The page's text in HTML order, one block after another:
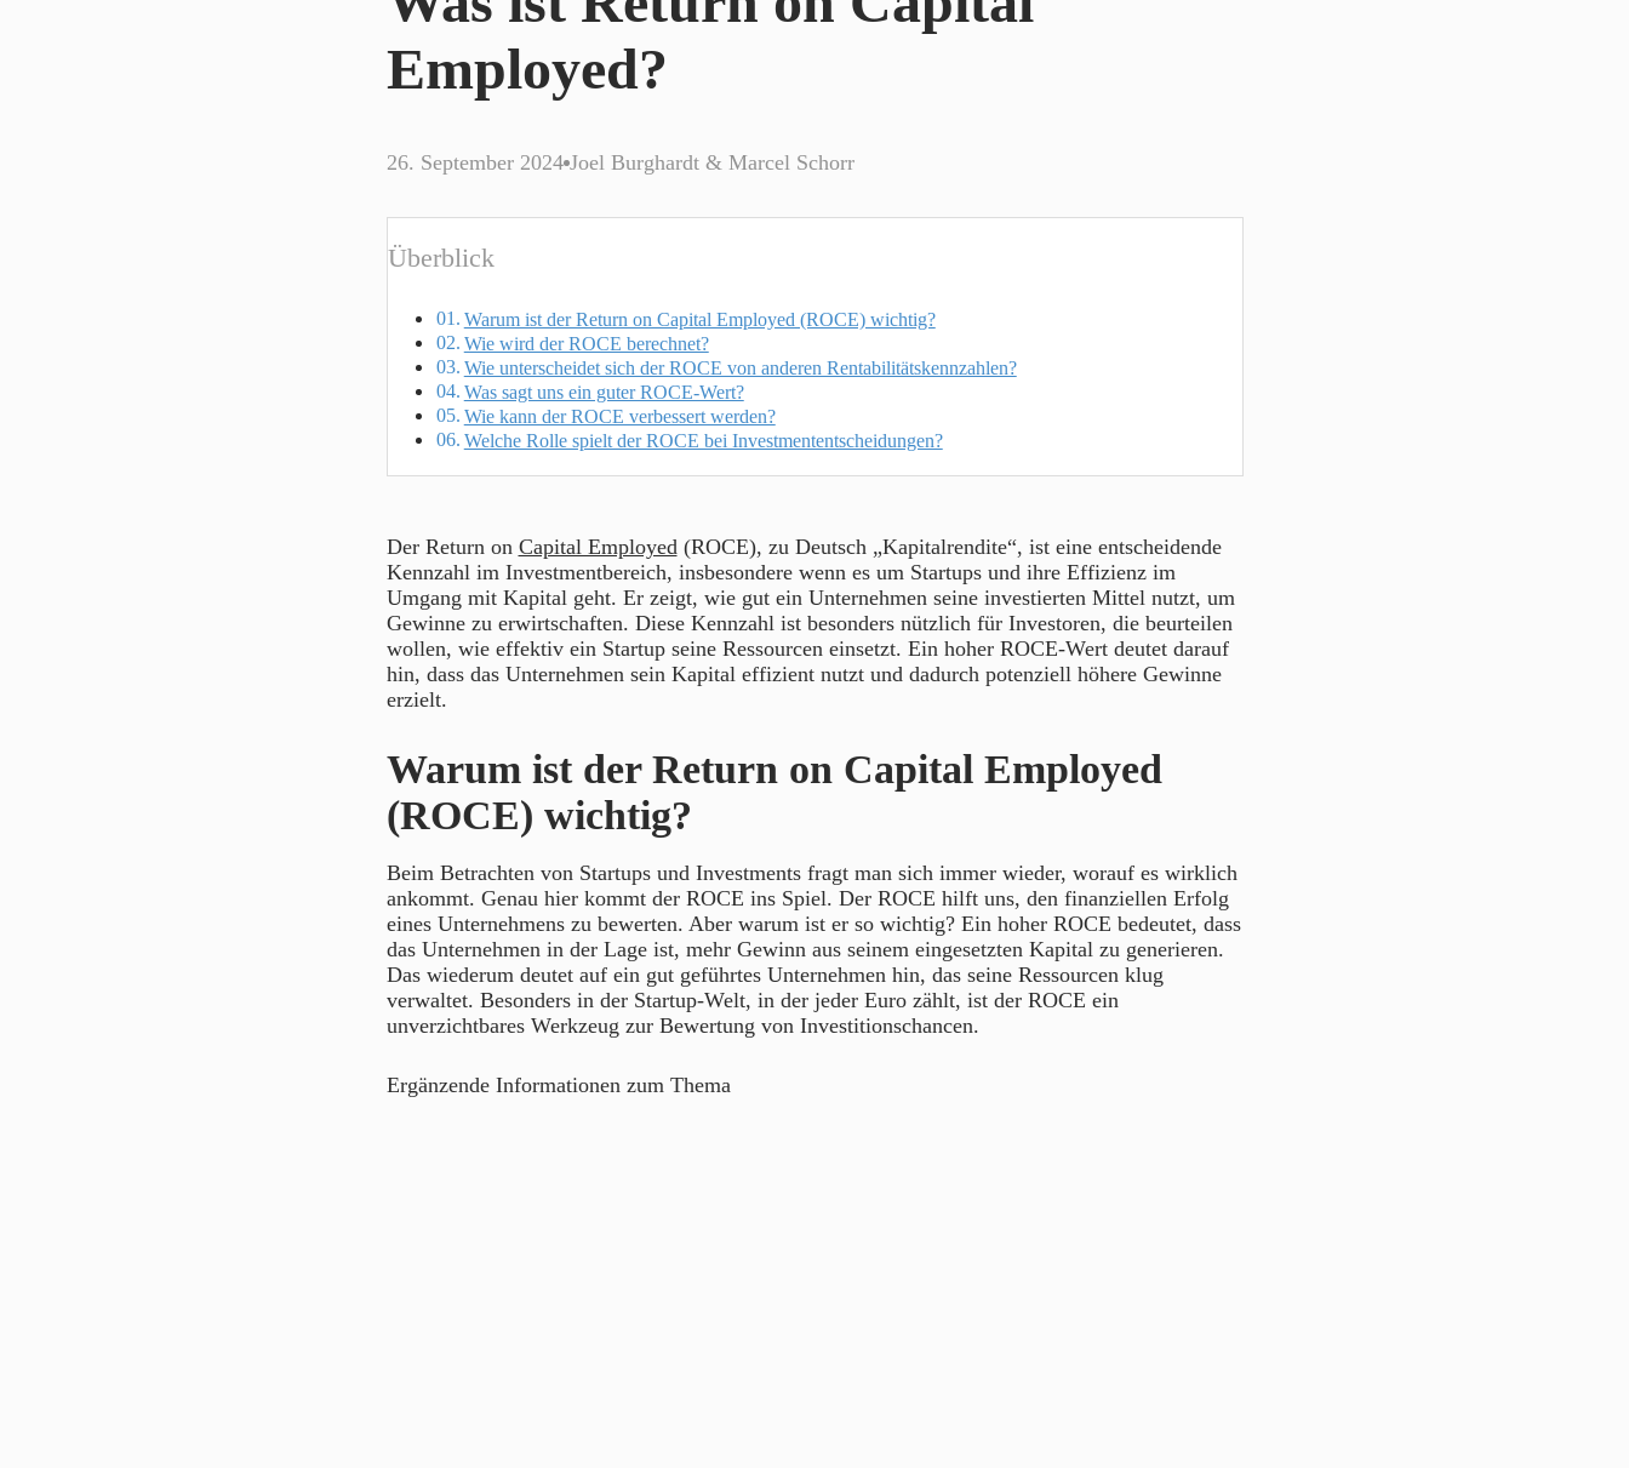
Employed?
26. September 2024 Joel Burghardt & Marcel Schorr
Überblick
Warum ist der Return on Capital Employed (ROCE) wichtig?
Wie wird der ROCE berechnet?
Wie unterscheidet sich der ROCE von anderen Rentabilitätskennzahlen?
Was sagt uns ein guter ROCE-Wert?
Wie kann der ROCE verbessert werden?
Welche Rolle spielt der ROCE bei Investmententscheidungen?
Der Return on Capital Employed(ROCE), zu Deutsch „Kapitalrendite“, ist eine entscheidende
Kennzahl im Investmentbereich, insbesondere wenn es um Startups und ihre Effizienz im
Umgang mit Kapital geht. Er zeigt, wie gut ein Unternehmen seine investierten Mittel nutzt, um
Gewinne zu erwirtschaften. Diese Kennzahl ist besonders nützlich für Investoren, die beurteilen
wollen, wie effektiv ein Startup seine Ressourcen einsetzt. Ein hoher ROCE-Wert deutet darauf
hin, dass das Unternehmen sein Kapital effizient nutzt und dadurch potenziell höhere Gewinne
erzielt.
Warum ist der Return on Capital Employed
(ROCE) wichtig?
Beim Betrachten von Startups und Investments fragt man sich immer wieder, worauf es wirklich
ankommt. Genau hier kommt der ROCE ins Spiel. Der ROCE hilft uns, den finanziellen Erfolg
eines Unternehmens zu bewerten. Aber warum ist er so wichtig? Ein hoher ROCE bedeutet, dass
das Unternehmen in der Lage ist, mehr Gewinn aus seinem eingesetzten Kapital zu generieren.
Das wiederum deutet auf ein gut geführtes Unternehmen hin, das seine Ressourcen klug
verwaltet. Besonders in der Startup-Welt, in der jeder Euro zählt, ist der ROCE ein
unverzichtbares Werkzeug zur Bewertung von Investitionschancen.
Ergänzende Informationen zum Thema